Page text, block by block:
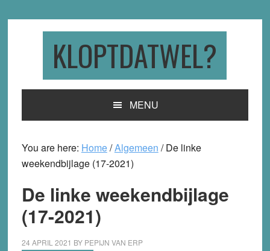
KLOPTDATWEL?
MENU
You are here: Home/Algemeen /De linke
weekendbijlage (17-2021)
De linke weekendbijlage
(17-2021)
24 APRIL 2021 BY PEPIJN VAN ERP